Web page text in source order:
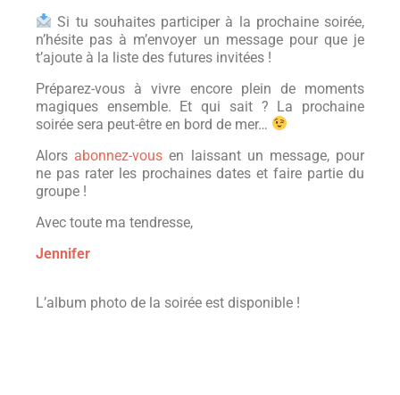
Si tu souhaites participer à la prochaine soirée,
n’hésite pas à m’envoyer un message pour que je
t’ajoute à la liste des futures invitées !
Préparez-vous à vivre encore plein de moments
magiques ensemble. Et qui sait ? La prochaine
soirée sera peut-être en bord de mer…
Alors abonnez-vous en laissant un message, pour
ne pas rater les prochaines dates et faire partie du
groupe !
Avec toute ma tendresse,
Jennifer
L’album photo de la soirée est disponible !